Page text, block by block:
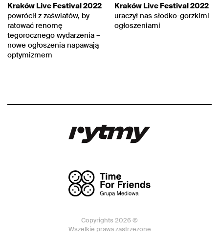
Kraków Live Festival 2022
powrócił z zaświatów, by
ratować renomę
tegorocznego wydarzenia –
nowe ogłoszenia napawają
optymizmem
Kraków Live Festival 2022
uraczył nas słodko-gorzkimi
ogłoszeniami
Copyrights 2026 ©
Wszelkie prawa zastrzeżone